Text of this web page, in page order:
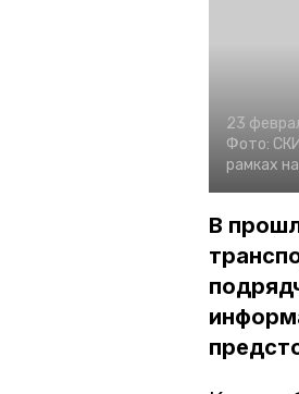
23
Фото:
рамках
В